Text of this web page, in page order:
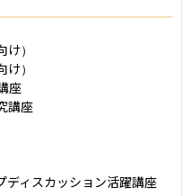
）
）
座
講座
ディスカッション活躍講座